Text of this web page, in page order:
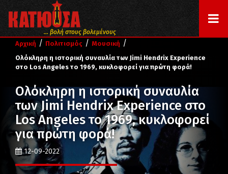
... βολή στους βολεμένους
Αρχική / Πολιτισμός / Μουσική /
Ολόκληρη η ιστορική συναυλία των Jimi Hendrix Experience
στο Los Angeles το 1969, κυκλοφορεί για πρώτη φορά!
Ολόκληρη η ιστορική συναυλία
των Jimi Hendrix Experience στο
Los Angeles το 1969, κυκλοφορεί
για πρώτη φορά!
12-09-2022